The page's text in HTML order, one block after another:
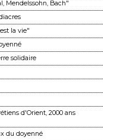
Mendelssohn, Bach"
la vie"
solidaire
d'Orient, 2000 ans
du doyenné